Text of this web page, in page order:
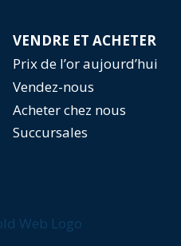
VENDRE ET ACHETER
Prix de l’or aujourd’hui
Vendez-nous
Acheter chez nous
Succursales